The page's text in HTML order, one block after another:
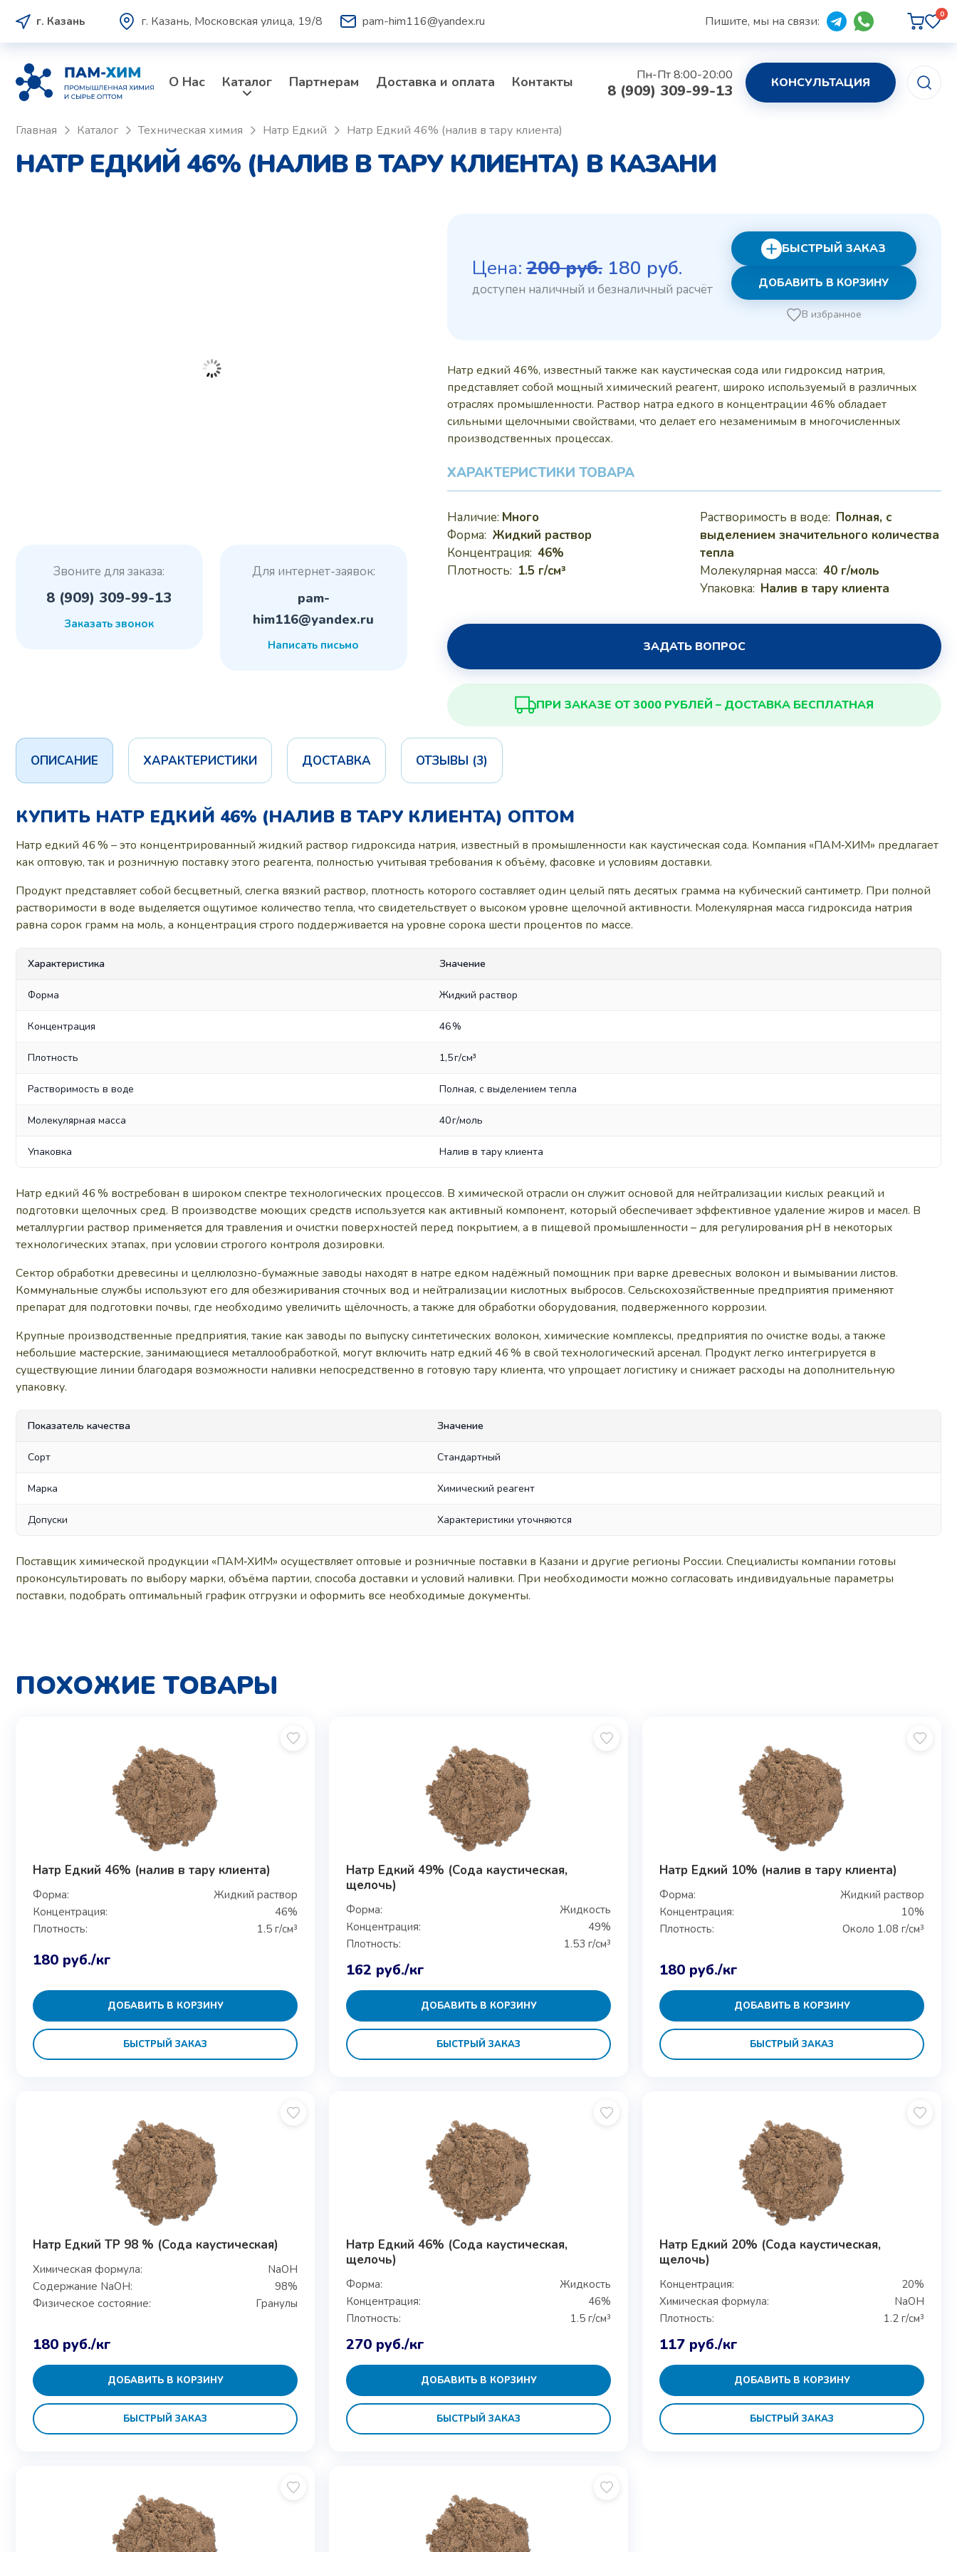
г. Казань г. Казань, Московская улица, 19/8 pam-him116@yandex.ru Пишите, мы на связи: 0
О Нас Каталог Партнерам Доставка и оплата Контакты Пн-Пт 8:00-20:00
8 (909) 309-99-13 КОНСУЛЬТАЦИЯ
Главная Каталог Техническая химия Натр Едкий Натр Едкий 46% (налив в тару клиента)
НАТР ЕДКИЙ 46% (НАЛИВ В ТАРУ КЛИЕНТА) В КАЗАНИ
Звоните для заказа:
8 (909) 309-99-13
Заказать звонок
Для интернет-заявок:
pam-
him116@yandex.ru
Написать письмо
Цена: 200руб. Первоначальная
цена
180 руб.Текущая
цена:
ДОБАВИТЬ В КОРЗИНУ
БЫСТРЫЙ ЗАКАЗ
В избранное
Натр едкий 46%, известный также как каустическая сода или гидроксид натрия,
представляет собой мощный химический реагент, широко используемый в различных
отраслях промышленности. Раствор натра едкого в концентрации 46% обладает
сильными щелочными свойствами, что делает его незаменимым в многочисленных
производственных процессах.
ХАРАКТЕРИСТИКИ ТОВАРА
Наличие: Много
Форма: Жидкий раствор
Концентрация: 46%
Плотность: 1.5 г/см³
Растворимость в воде: Полная, с
выделением значительного количества
тепла
Молекулярная масса:40 г/моль
Упаковка: Налив в тару клиента
ЗАДАТЬ ВОПРОС
ПРИ ЗАКАЗЕ ОТ 3000 РУБЛЕЙ – ДОСТАВКА БЕСПЛАТНАЯ
ОПИСАНИЕ ХАРАКТЕРИСТИКИ ДОСТАВКА ОТЗЫВЫ (3)
КУПИТЬ НАТР ЕДКИЙ 46% (НАЛИВ В ТАРУ КЛИЕНТА) ОПТОМ
Натр едкий 46 % – это концентрированный жидкий раствор гидроксида натрия, известный в промышленности как каустическая сода. Компания «ПАМ‑ХИМ» предлагает
как оптовую, так и розничную поставку этого реагента, полностью учитывая требования к объёму, фасовке и условиям доставки.
Продукт представляет собой бесцветный, слегка вязкий раствор, плотность которого составляет один целый пять десятых грамма на кубический сантиметр. При полной
растворимости в воде выделяется ощутимое количество тепла, что свидетельствует о высоком уровне щелочной активности. Молекулярная масса гидроксида натрия
равна сорок грамм на моль, а концентрация строго поддерживается на уровне сорока шести процентов по массе.
Характеристика Значение
Форма Жидкий раствор
Концентрация 46 %
Плотность 1,5 г/см³
Растворимость в воде Полная, с выделением тепла
Молекулярная масса 40 г/моль
Упаковка Налив в тару клиента
Натр едкий 46 % востребован в широком спектре технологических процессов. В химической отрасли он служит основой для нейтрализации кислых реакций и
подготовки щелочных сред. В производстве моющих средств используется как активный компонент, который обеспечивает эффективное удаление жиров и масел. В
металлургии раствор применяется для травления и очистки поверхностей перед покрытием, а в пищевой промышленности – для регулирования pH в некоторых
технологических этапах, при условии строгого контроля дозировки.
Сектор обработки древесины и целлюлозно-бумажные заводы находят в натре едком надёжный помощник при варке древесных волокон и вымывании листов.
Коммунальные службы используют его для обезжиривания сточных вод и нейтрализации кислотных выбросов. Сельскохозяйственные предприятия применяют
препарат для подготовки почвы, где необходимо увеличить щёлочность, а также для обработки оборудования, подверженного коррозии.
Крупные производственные предприятия, такие как заводы по выпуску синтетических волокон, химические комплексы, предприятия по очистке воды, а также
небольшие мастерские, занимающиеся металлообработкой, могут включить натр едкий 46 % в свой технологический арсенал. Продукт легко интегрируется в
существующие линии благодаря возможности наливки непосредственно в готовую тару клиента, что упрощает логистику и снижает расходы на дополнительную
упаковку.
Показатель качества Значение
Сорт Стандартный
Марка Химический реагент
Допуски Характеристики уточняются
Поставщик химической продукции «ПАМ‑ХИМ» осуществляет оптовые и розничные поставки в Казани и другие регионы России. Специалисты компании готовы
проконсультировать по выбору марки, объёма партии, способа доставки и условий наливки. При необходимости можно согласовать индивидуальные параметры
поставки, подобрать оптимальный график отгрузки и оформить все необходимые документы.
ПОХОЖИЕ ТОВАРЫ
Натр Едкий 46% (налив в тару клиента)
Форма:
Жидкий раствор
Концентрация:
46%
Плотность:
1.5 г/см³
180 руб./кг
ДОБАВИТЬ В КОРЗИНУ
БЫСТРЫЙ ЗАКАЗ
Натр Едкий 49% (Сода каустическая,
щелочь)
Форма:
Жидкость
Концентрация:
49%
Плотность:
1.53 г/см³
162 руб./кг
ДОБАВИТЬ В КОРЗИНУ
БЫСТРЫЙ ЗАКАЗ
Натр Едкий 10% (налив в тару клиента)
Форма:
Жидкий раствор
Концентрация:
10%
Плотность:
Около 1.08 г/см³
180 руб./кг
ДОБАВИТЬ В КОРЗИНУ
БЫСТРЫЙ ЗАКАЗ
Натр Едкий ТР 98 % (Сода каустическая)
Химическая формула:
NaOH
Содержание NaOH:
98%
Физическое состояние:
Гранулы
180 руб./кг
ДОБАВИТЬ В КОРЗИНУ
БЫСТРЫЙ ЗАКАЗ
Натр Едкий 46% (Сода каустическая,
щелочь)
Форма:
Жидкость
Концентрация:
46%
Плотность:
1.5 г/см³
270 руб./кг
ДОБАВИТЬ В КОРЗИНУ
БЫСТРЫЙ ЗАКАЗ
Натр Едкий 20% (Сода каустическая,
щелочь)
Концентрация:
20%
Химическая формула:
NaOH
Плотность:
1.2 г/см³
117 руб./кг
ДОБАВИТЬ В КОРЗИНУ
БЫСТРЫЙ ЗАКАЗ